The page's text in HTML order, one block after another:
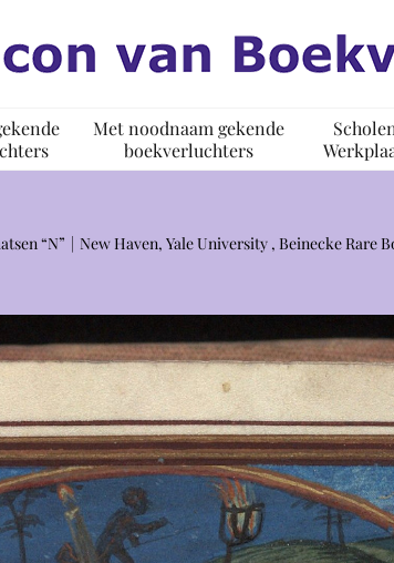
Met noodnaam gekende
boekverluchters
“N” New Haven, Yale University , Beinecke Rare